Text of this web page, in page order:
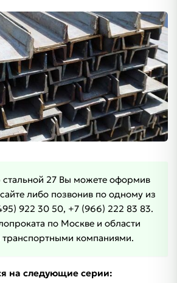
стальной 27 Вы можете оформив
либо позвонив по одному из
922 30 50, +7 (966) 222 83 83.
по Москве и области
транспортными компаниями.
на следующие серии: